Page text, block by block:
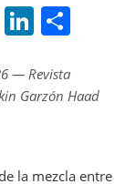
R Li
k
e
n
e
— Revista
Garzón Haad
la mezcla entre